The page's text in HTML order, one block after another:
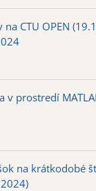
CTU OPEN
v prostredí
na krátkodobé